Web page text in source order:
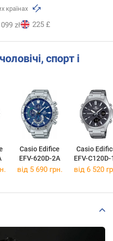
країнах
zł 225 £
спорт і
Casio Edifice
EFV-620D-2A
Casio
EFV-C120D-
від 5 690 грн. від 6 520